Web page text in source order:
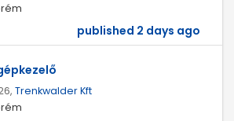
published 2 days ago
Trenkwalder Kft